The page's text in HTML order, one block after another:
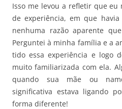
Isso me levou a refletir que eu
de experiência, em que havia
nenhuma razão aparente
Perguntei à minha família e a
tido essa experiência e logo
muito familiarizada com ela.
quando sua mãe ou
significativa estava ligando
forma diferente!